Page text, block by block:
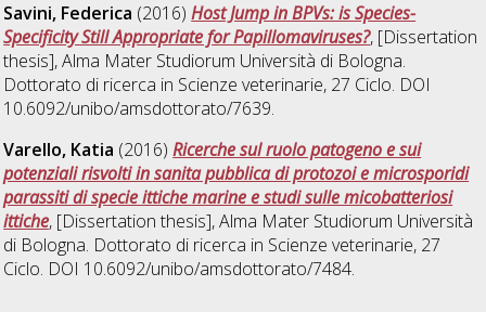
Savini, Federica (2016)Host Jump in BPVs: is Species-
Specificity Still Appropriate for Papillomaviruses?, [Dissertation
thesis], Alma Mater Studiorum Università di Bologna.
Dottorato di ricerca in Scienze veterinarie, 27 Ciclo. DOI
10.6092/unibo/amsdottorato/7639.
Varello, Katia (2016)Ricerche sul ruolo patogeno e sui
potenziali risvolti in sanita pubblica di protozoi e microsporidi
parassiti di specie ittiche marine e studi sulle micobatteriosi
ittiche, [Dissertation thesis], Alma Mater Studiorum Università
di Bologna. Dottorato di ricerca in Scienze veterinarie, 27
Ciclo. DOI 10.6092/unibo/amsdottorato/7484.